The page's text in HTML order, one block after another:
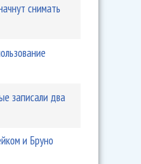
снимать
записали два
и Бруно